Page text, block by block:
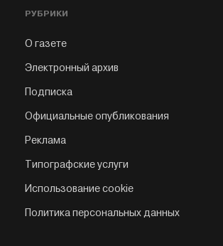
РУБРИКИ
О газете
Электронный архив
Подписка
Официальные опубликования
Реклама
Типографские услуги
Использование cookie
Политика персональных данных